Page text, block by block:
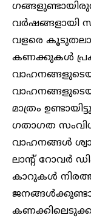
വർഷങ്ങളായി
വളരെ
കണക്കുകൾ
മാത്രം
ഗതാ​ഗത
വാഹനങ്ങൾ
ലാന്റ് റോവർ
കാറുകൾ